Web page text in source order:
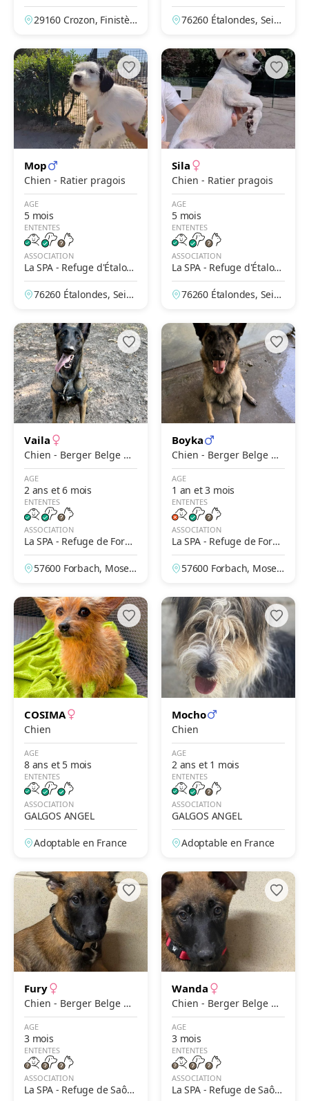
n
29160 Crozon, Finistèr
des
76260 Étalondes, Sein
Mop
Chien - Ratier pragois
AGE
5 mois
ENTENTES
ASSOCIATION
La SPA - Refuge d'Étalon
des
76260 Étalondes, Sein
Sila
Chien - Ratier pragois
AGE
5 mois
ENTENTES
ASSOCIATION
La SPA - Refuge d'Étalon
des
76260 Étalondes, Sein
Vaila
Chien - Berger Belge M
alinois
AGE
2 ans et 6 mois
ENTENTES
ASSOCIATION
La SPA - Refuge de Forba
ch
57600 Forbach, Mosell
Boyka
Chien - Berger Belge M
alinois
AGE
1 an et 3 mois
ENTENTES
ASSOCIATION
La SPA - Refuge de Forba
ch
57600 Forbach, Mosell
COSIMA
Chien
AGE
8 ans et 5 mois
ENTENTES
ASSOCIATION
GALGOS ANGEL
Adoptable en France
Mocho
Chien
AGE
2 ans et 1 mois
ENTENTES
ASSOCIATION
GALGOS ANGEL
Adoptable en France
Fury
Chien - Berger Belge M
alinois
AGE
3 mois
ENTENTES
ASSOCIATION
La SPA - Refuge de Saôn
Wanda
Chien - Berger Belge M
alinois
AGE
3 mois
ENTENTES
ASSOCIATION
La SPA - Refuge de Saôn